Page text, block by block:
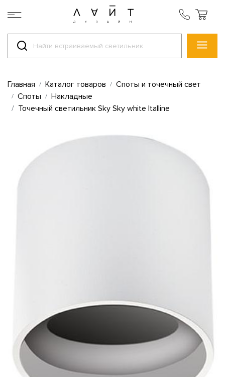
Главная Каталог товаров
Споты и точечный свет
Споты
Накладные
Точечный светильник Sky Sky white Italline